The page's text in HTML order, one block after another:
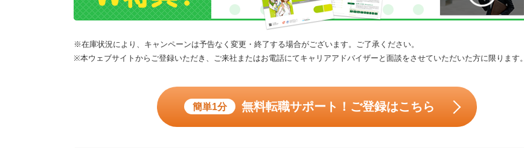
※在庫状況により、キャンペーンは予告なく変更・終了する場合がございます。ご了承ください。
※本ウェブサイトからご登録いただき、ご来社またはお電話にてキャリアアドバイザーと面談をさせていただいた方に限ります。
簡単1分 無料転職サポート！ご登録はこちら